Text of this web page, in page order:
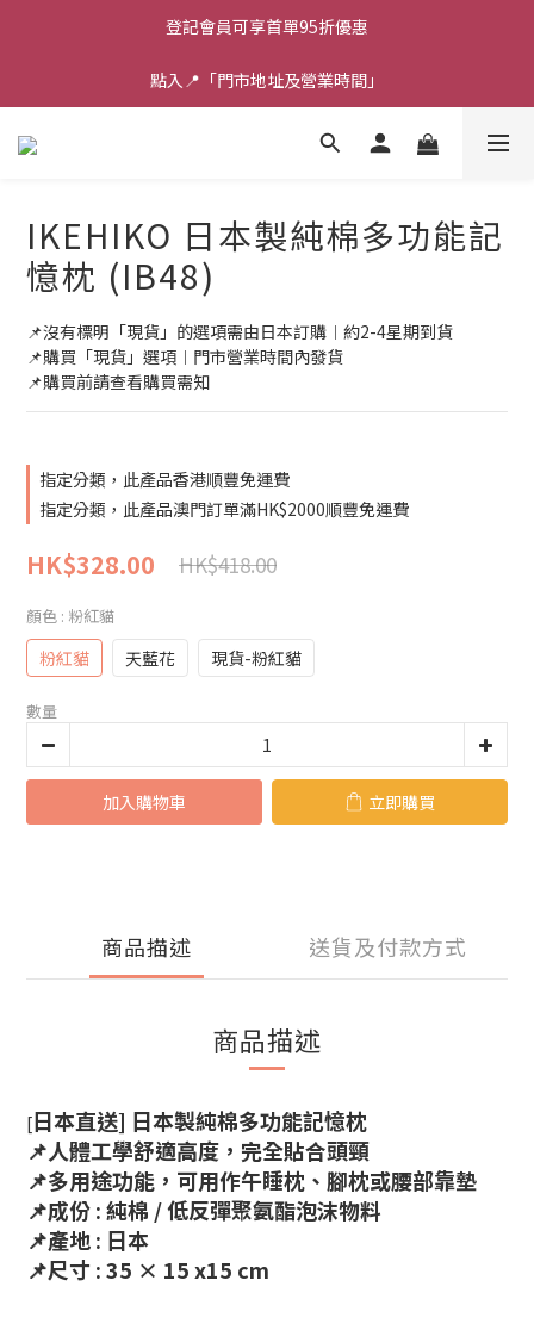
登記會員可享首單95折優惠
點入📍「門市地址及營業時間」
IKEHIKO 日本製純棉多功能記
憶枕 (IB48)
📌沒有標明「現貨」的選項需由日本訂購︱約2-4星期到貨
📌購買「現貨」選項︱門市營業時間內發貨
📌購買前請查看購買需知
指定分類，此產品香港順豐免運費
指定分類，此產品澳門訂單滿HK$2000順豐免運費
HK$328.00 HK$418.00
顏色 : 粉紅貓
粉紅貓 天藍花 現貨-粉紅貓
數量
加入購物車 立即購買
商品描述 送貨及付款方式
商品描述
[日本直送] 日本製純棉多功能記憶枕
📌人體工學舒適高度，完全貼合頭頸
📌多用途功能， 可用作午睡枕、腳枕或腰部靠墊
📌成份 :純棉 / 低反彈聚氨酯泡沫物料
📌產地 : 日本
📌尺寸 : 35 × 15 x15 cm